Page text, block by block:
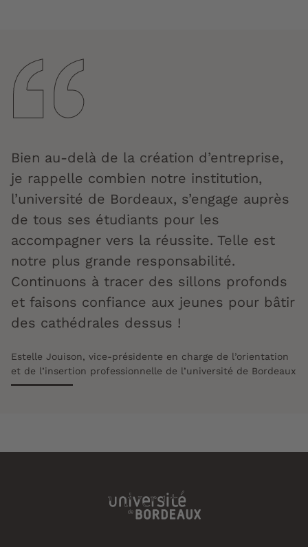
Bien au-delà de la création d’entreprise,
je rappelle combien notre institution,
l’université de Bordeaux, s’engage auprès
de tous ses étudiants pour les
accompagner vers la réussite. Telle est
notre plus grande responsabilité.
Continuons à tracer des sillons profonds
et faisons confiance aux jeunes pour bâtir
des cathédrales dessus !
Estelle Jouison, vice-présidente en charge de l’orientation
et de l’insertion professionnelle de l’université de Bordeaux